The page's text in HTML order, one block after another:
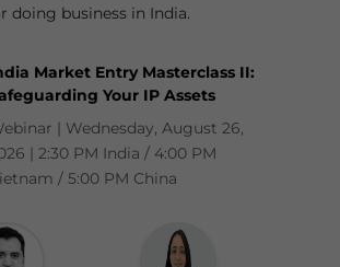
doing business in India.
Market Entry Masterclass II:
Your IP Assets
| Wednesday, August 26,
| 2:30 PM India / 4:00 PM
/ 5:00 PM China